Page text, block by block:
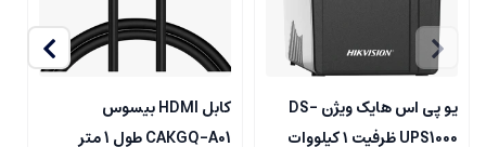
یو پی اس هایک ویژن DS-
UPS1000 ظرفیت ۱ کیلووات
کابل HDMI بیسوس
CAKGQ-A01 طول 1 متر